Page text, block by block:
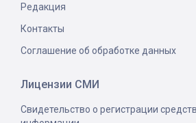
Редакция
Контакты
Соглашение об обработке данных
Лицензии СМИ
Свидетельство о регистрации